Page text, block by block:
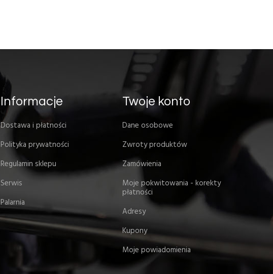
Informacje
Dostawa i płatności
Polityka prywatności
Regulamin sklepu
Serwis
Palarnia
Twoje konto
Dane osobowe
Zwroty produktów
Zamówienia
Moje pokwitowania - korekty
płatności
Adresy
Kupony
Moje powiadomienia